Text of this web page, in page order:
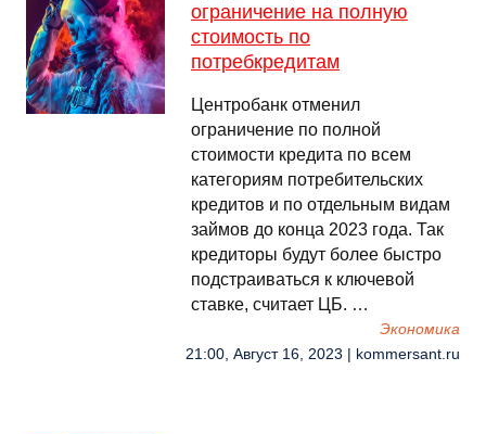
ограничение на полную
стоимость по
потребкредитам
Центробанк отменил
ограничение по полной
стоимости кредита по всем
категориям потребительских
кредитов и по отдельным видам
займов до конца 2023 года. Так
кредиторы будут более быстро
подстраиваться к ключевой
ставке, считает ЦБ. …
Экономика
21:00, Август 16, 2023 | kommersant.ru